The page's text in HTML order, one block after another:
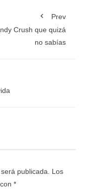
Prev
Crush que quizá
no sabías
publicada. Los
*